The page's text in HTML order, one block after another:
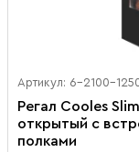
Артикул: 6-2100-
Регал Cooles
открытый с
полками